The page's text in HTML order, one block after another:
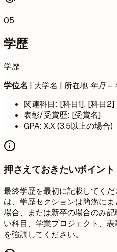
05
学歴
学歴
学位名 | 大学名 | 所在地 年月 –
関連科目: [科目1], [科目2]
表彰/受賞歴: [受賞名]
GPA: X.X (3.5以上の場合)
押さえておきたいポイント
最終学歴を最初に記載してく
は、学歴セクションは簡潔に
場合、または新卒の場合のみ
い科目、学業プロジェクト、
を強調してください。